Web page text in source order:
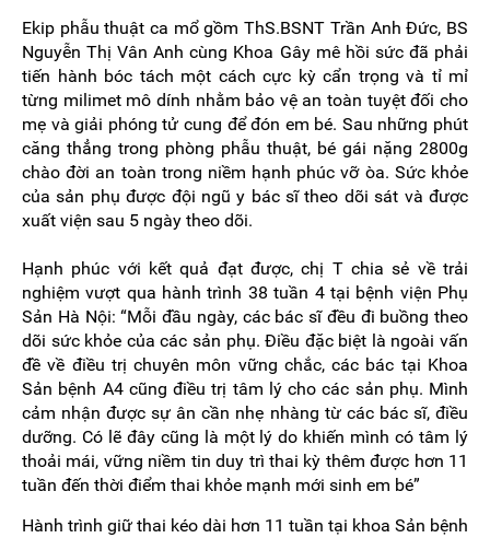
Ekip phẫu thuật ca mổ gồm ThS.BSNT Trần Anh Đức, BS
Nguyễn Thị Vân Anh cùng Khoa Gây mê hồi sức đã phải
tiến hành bóc tách một cách cực kỳ cẩn trọng và tỉ mỉ
từng milimet mô dính nhằm bảo vệ an toàn tuyệt đối cho
mẹ và giải phóng tử cung để đón em bé. Sau những phút
căng thẳng trong phòng phẫu thuật, bé gái nặng 2800g
chào đời an toàn trong niềm hạnh phúc vỡ òa. Sức khỏe
của sản phụ được đội ngũ y bác sĩ theo dõi sát và được
xuất viện sau 5 ngày theo dõi.
Hạnh phúc với kết quả đạt được, chị T chia sẻ về trải
nghiệm vượt qua hành trình 38 tuần 4 tại bệnh viện Phụ
Sản Hà Nội: “Mỗi đầu ngày, các bác sĩ đều đi buồng theo
dõi sức khỏe của các sản phụ. Điều đặc biệt là ngoài vấn
đề về điều trị chuyên môn vững chắc, các bác tại Khoa
Sản bệnh A4 cũng điều trị tâm lý cho các sản phụ. Mình
cảm nhận được sự ân cần nhẹ nhàng từ các bác sĩ, điều
dưỡng. Có lẽ đây cũng là một lý do khiến mình có tâm lý
thoải mái, vững niềm tin duy trì thai kỳ thêm được hơn 11
tuần đến thời điểm thai khỏe mạnh mới sinh em bé”
Hành trình giữ thai kéo dài hơn 11 tuần tại khoa Sản bệnh